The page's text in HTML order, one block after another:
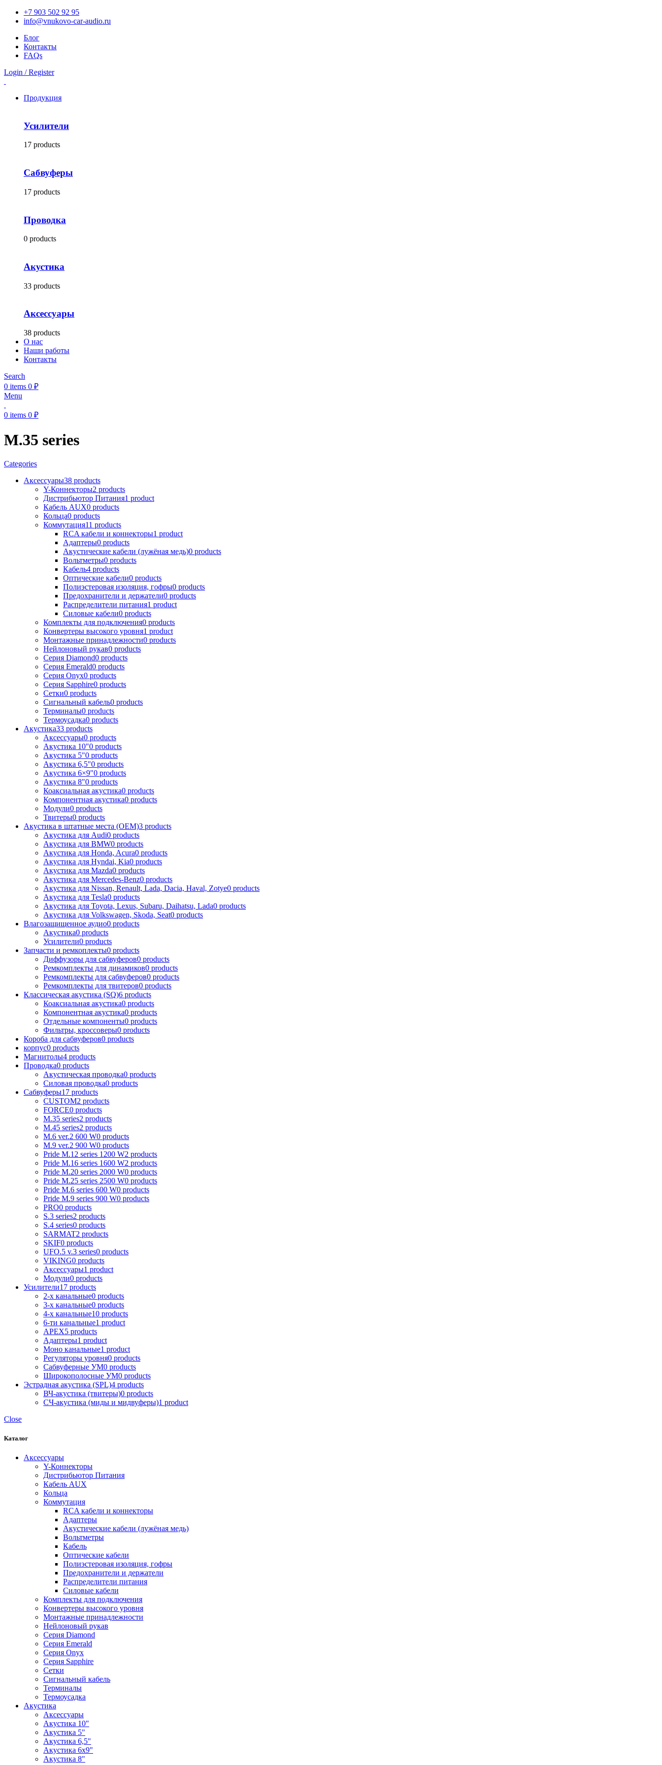
+7 903 502 92 95
info@vnukovo-car-audio.ru
Блог
Контакты
FAQs
Login / Register
Продукция
Усилители
17 products
Сабвуферы
17 products
Проводка
0 products
Акустика
33 products
Аксессуары
38 products
О нас
Наши работы
Контакты
Search
0 items 0 ₽
Menu
0 items 0 ₽
M.35 series
Categories
Аксессуары38 products
Y-Коннекторы2 products
Дистрибьютор Питания1 product
Кабель AUX0 products
Кольца0 products
Коммутация11 products
RCA кабели и коннекторы1 product
Адаптеры0 products
Акустические кабели (лужёная медь)0 products
Вольтметры0 products
Кабель4 products
Оптические кабели0 products
Полиэстеровая изоляция, гофры0 products
Предохранители и держатели0 products
Распределители питания1 product
Силовые кабели0 products
Комплекты для подключения0 products
Конвертеры высокого уровня1 product
Монтажные принадлежности0 products
Нейлоновый рукав0 products
Серия Diamond0 products
Серия Emerald0 products
Серия Onyx0 products
Серия Sapphire0 products
Сетки0 products
Сигнальный кабель0 products
Терминалы0 products
Термоусадка0 products
Акустика33 products
Аксессуары0 products
Акустика 10"0 products
Акустика 5"0 products
Акустика 6,5"0 products
Акустика 6×9"0 products
Акустика 8"0 products
Коаксиальная акустика0 products
Компонентная акустика0 products
Модули0 products
Твитеры0 products
Акустика в штатные места (OEM)3 products
Акустика для Audi0 products
Акустика для BMW0 products
Акустика для Honda, Acura0 products
Акустика для Hyndai, Kia0 products
Акустика для Mazda0 products
Акустика для Mercedes-Benz0 products
Акустика для Nissan, Renault, Lada, Dacia, Haval, Zotye0 products
Акустика для Tesla0 products
Акустика для Toyota, Lexus, Subaru, Daihatsu, Lada0 products
Акустика для Volkswagen, Skoda, Seat0 products
Влагозащищенное аудио0 products
Акустика0 products
Усилители0 products
Запчасти и ремкоплекты0 products
Диффузоры для сабвуферов0 products
Ремкомплекты для динамиков0 products
Ремкомплекты для сабвуферов0 products
Ремкомплекты для твитеров0 products
Классическая акустика (SQ)6 products
Коаксиальная акустика0 products
Компонентная акустика0 products
Отдельные компоненты0 products
Фильтры, кроссоверы0 products
Короба для сабвуферов0 products
корпус0 products
Магнитолы4 products
Проводка0 products
Акустическая проводка0 products
Силовая проводка0 products
Сабвуферы17 products
CUSTOM2 products
FORCE0 products
M.35 series2 products
M.45 series2 products
M.6 ver.2 600 W0 products
M.9 ver.2 900 W0 products
Pride M.12 series 1200 W2 products
Pride M.16 series 1600 W2 products
Pride M.20 series 2000 W0 products
Pride M.25 series 2500 W0 products
Pride M.6 series 600 W0 products
Pride M.9 series 900 W0 products
PRO0 products
S.3 series2 products
S.4 series0 products
SARMAT2 products
SKIF0 products
UFO.5 v.3 series0 products
VIKING0 products
Аксессуары1 product
Модули0 products
Усилители17 products
2-х канальные0 products
3-х канальные0 products
4-х канальные10 products
6-ти канальные1 product
APEX5 products
Адаптеры1 product
Моно канальные1 product
Регуляторы уровня0 products
Сабвуферные УМ0 products
Широкополосные УМ0 products
Эстрадная акустика (SPL)4 products
ВЧ-акустика (твитеры)0 products
СЧ-акустика (миды и мидвуферы)1 product
Close
Каталог
Аксессуары
Y-Коннекторы
Дистрибьютор Питания
Кабель AUX
Кольца
Коммутация
RCA кабели и коннекторы
Адаптеры
Акустические кабели (лужёная медь)
Вольтметры
Кабель
Оптические кабели
Полиэстеровая изоляция, гофры
Предохранители и держатели
Распределители питания
Силовые кабели
Комплекты для подключения
Конвертеры высокого уровня
Монтажные принадлежности
Нейлоновый рукав
Серия Diamond
Серия Emerald
Серия Onyx
Серия Sapphire
Сетки
Сигнальный кабель
Терминалы
Термоусадка
Акустика
Аксессуары
Акустика 10"
Акустика 5"
Акустика 6,5"
Акустика 6x9"
Акустика 8"